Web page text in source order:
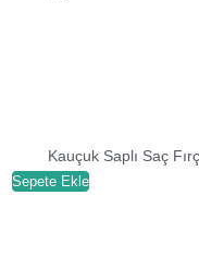
Kauçuk Saplı Saç
Sepete Ekle